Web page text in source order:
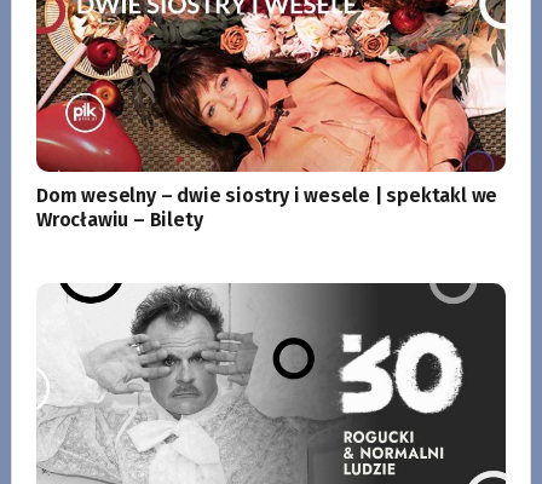
Dom weselny – dwie siostry i wesele | spektakl we
Wrocławiu – Bilety